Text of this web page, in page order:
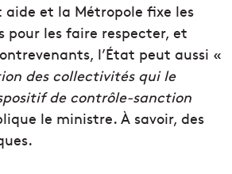
aide et la Métropole fixe les
pour les faire respecter, et
l’État peut aussi «
des collectivités qui le
de contrôle-sanction
le ministre. À savoir, des